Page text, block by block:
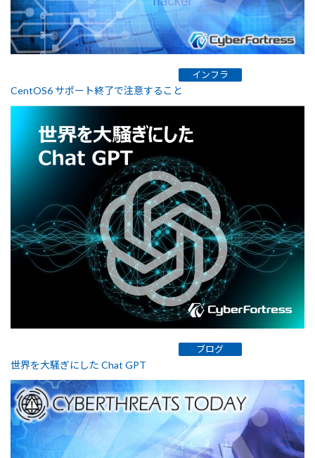
インフラ
CentOS6 サポート終了で注意すること
ブログ
世界を大騒ぎにした Chat GPT